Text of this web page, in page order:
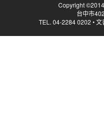
Copyright
台中市
TEL. 04-2284 0202 •